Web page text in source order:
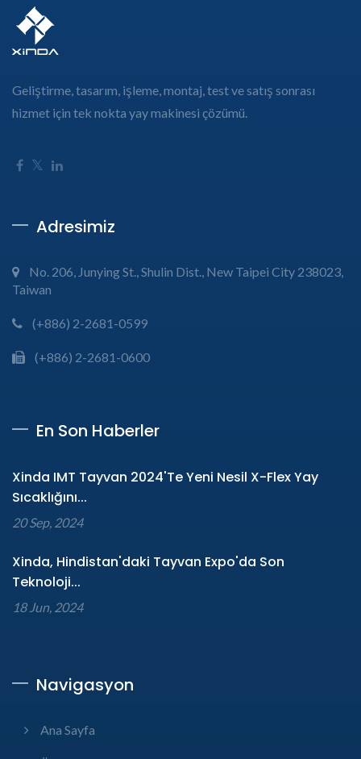
Geliştirme, tasarım, işleme, montaj, test ve satış sonrası
hizmet için tek nokta yay makinesi çözümü.
Adresimiz
No. 206, Junying St., Shulin Dist., New Taipei City 238023,
Taiwan
(+886) 2-2681-0599
(+886) 2-2681-0600
En Son Haberler
Xinda IMT Tayvan 2024'te Yeni Nesil X-Flex Yay
Sıcaklığını...
20 Sep, 2024
Xinda, Hindistan'daki Tayvan Expo'da Son
Teknoloji...
18 Jun, 2024
Navigasyon
Ana Sayfa